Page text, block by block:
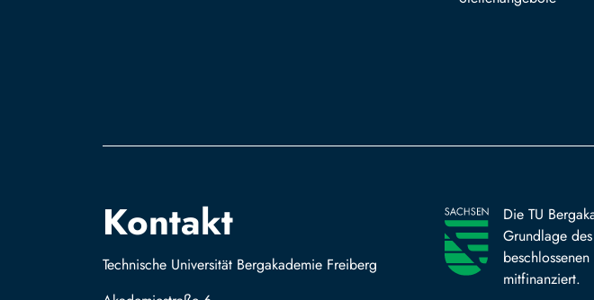
Kontakt
Technische Universität Bergakademie Freiberg
Die TU
Grundlage
mitfinanziert.